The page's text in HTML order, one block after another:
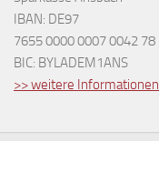
IBAN: DE97
7655 0000 0007 0042 78
BIC: BYLADEM1ANS
>> weitere Informationen